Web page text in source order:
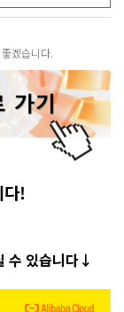
겠습니다.
!
수 있습니다↓